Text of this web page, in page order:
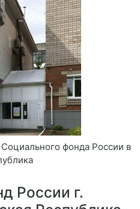
фонда России в
России г.